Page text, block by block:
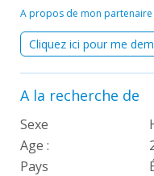
A propos de mon partenaire
Cliquez ici pour me
A la recherche de
Sexe
Age :
Pays